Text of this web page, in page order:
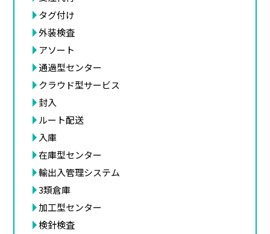
タグ付け
外装検査
アソート
通過型センター
クラウド型サービス
封入
ルート配送
入庫
在庫型センター
輸出入管理システム
3類倉庫
加工型センター
検針検査